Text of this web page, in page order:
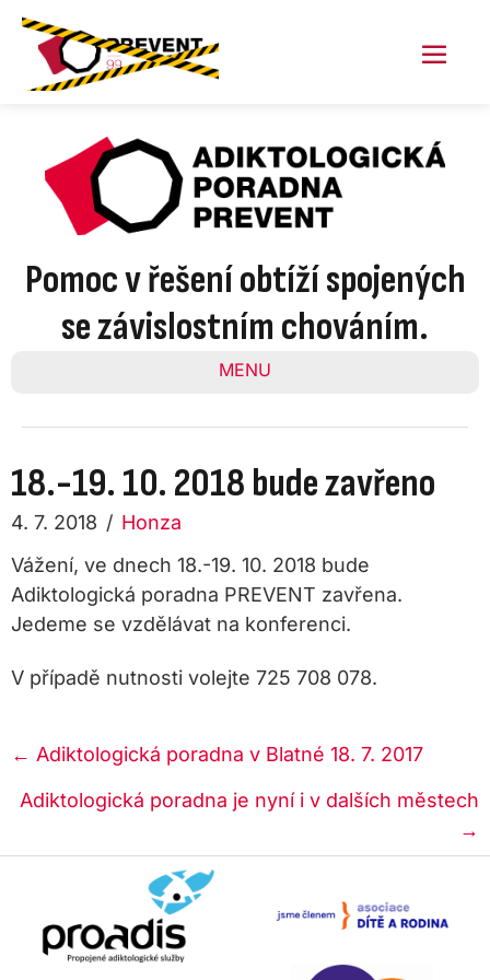
Skip
content
Pomoc v řešení obtíží spojených
se závislostním chováním.
MENU
18.-19. 10. 2018 bude zavřeno
4. 7. 2018 / Honza
Vážení, ve dnech 18.-19. 10. 2018 bude
Adiktologická poradna PREVENT zavřena.
Jedeme se vzdělávat na konferenci.
V případě nutnosti volejte 725 708 078.
Posts
navigation
← Adiktologická poradna v Blatné 18. 7. 2017
Adiktologická poradna je nyní i v dalších městech
→